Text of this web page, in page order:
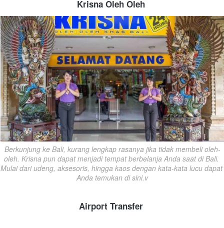
Krisna Oleh Oleh
Berkunjung ke Bali, kurang lengkap rasanya jika tidak membeli oleh-
oleh. Krisna pun dapat menjadi tempat berbelanja Anda saat di Bali.
Mulai dari udeng, aksesoris, hingga kaos dengan kata-kata lucu dapat
Anda temukan di sini.v
Airport Transfer